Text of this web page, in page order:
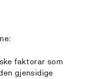
faktorar som
gjensidige